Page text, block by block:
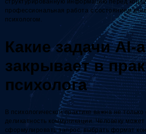
структурированную информацию перед
профессиональная работа с состоянием
психологом.
Какие задачи AI-
закрывает в
психолога
В психологической практике важна не только
деликатность коммуникации. Человеку
сформулировать запрос, выбрать формат